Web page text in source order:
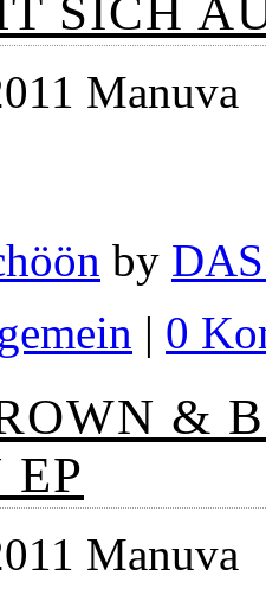
SICH
Manuva
by
| 0
&
Manuva